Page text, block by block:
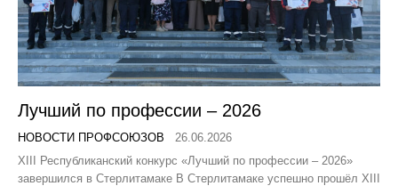
Лучший по профессии – 2026
НОВОСТИ ПРОФСОЮЗОВ
26.06.2026
XIII Республиканский конкурс «Лучший по профессии – 2026»
завершился в Стерлитамаке В Стерлитамаке успешно прошёл XIII